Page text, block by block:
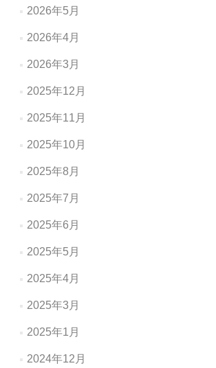
ン
2026年5月
2026年4月
2026年3月
2025年12月
2025年11月
2025年10月
2025年8月
2025年7月
2025年6月
2025年5月
2025年4月
2025年3月
2025年1月
2024年12月